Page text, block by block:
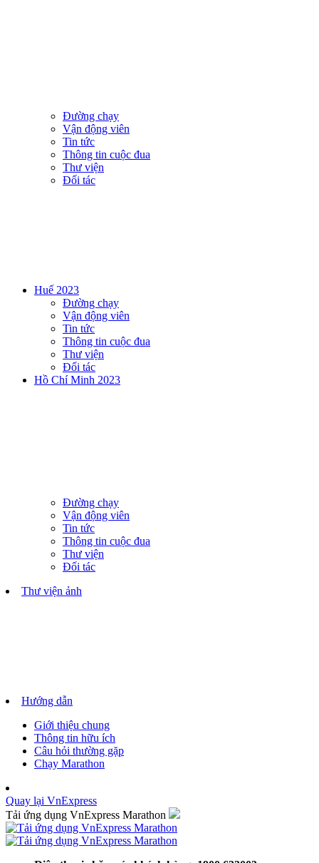
Đường chạy
Vận động viên
Tin tức
Thông tin cuộc đua
Thư viện
Đối tác
Huế 2023
Đường chạy
Vận động viên
Tin tức
Thông tin cuộc đua
Thư viện
Đối tác
Hồ Chí Minh 2023
Đường chạy
Vận động viên
Tin tức
Thông tin cuộc đua
Thư viện
Đối tác
Thư viện ảnh
Hướng dẫn
Giới thiệu chung
Thông tin hữu ích
Câu hỏi thường gặp
Chạy Marathon
Quay lại VnExpress
Tải ứng dụng VnExpress Marathon